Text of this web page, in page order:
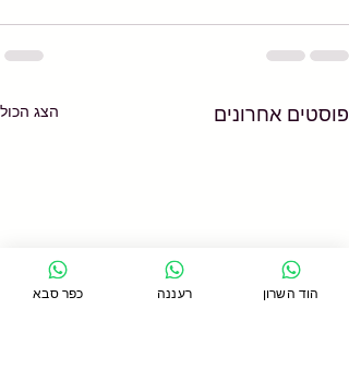
פוסטים אחרונים הצג הכול
כפר סבא רעננה הוד השרון